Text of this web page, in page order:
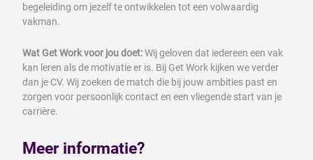
begeleiding om jezelf te ontwikkelen tot een volwaardig
vakman.
Wat Get Work voor jou doet:Wij geloven dat iedereen een vak
kan leren als de motivatie er is. Bij Get Work kijken we verder
dan je CV. Wij zoeken de match die bij jouw ambities past en
zorgen voor persoonlijk contact en een vliegende start van je
carrière.
Meer informatie?